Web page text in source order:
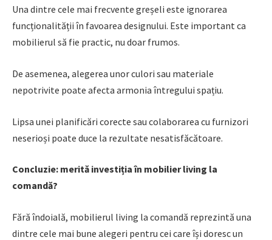
Una dintre cele mai frecvente greșeli este ignorarea
funcționalității în favoarea designului. Este important ca
mobilierul să fie practic, nu doar frumos.
De asemenea, alegerea unor culori sau materiale
nepotrivite poate afecta armonia întregului spațiu.
Lipsa unei planificări corecte sau colaborarea cu furnizori
neserioși poate duce la rezultate nesatisfăcătoare.
Concluzie: merită investiția în mobilier living la
comandă?
Fără îndoială, mobilierul living la comandă reprezintă una
dintre cele mai bune alegeri pentru cei care își doresc un